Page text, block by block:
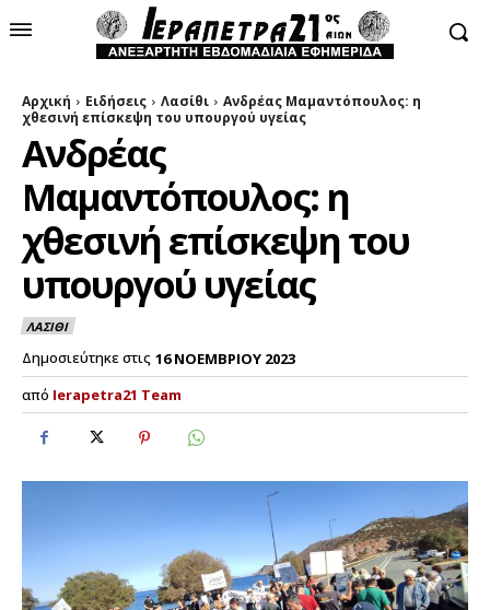
Αρχική Ειδήσεις Λασίθι
Ανδρέας Μαμαντόπουλος: η
χθεσινή επίσκεψη του υπουργού υγείας
Ανδρέας
Μαμαντόπουλος: η
χθεσινή επίσκεψη του
υπουργού υγείας
ΛΑΣΙΘΙ
Δημοσιεύτηκε στις 16 ΝΟΕΜΒΡΙΟΥ 2023
από Ierapetra21 Team